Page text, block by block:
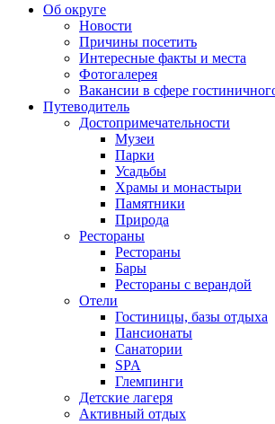
Об округе
Новости
Причины посетить
Интересные факты и места
Фотогалерея
Вакансии в сфере
Путеводитель
Достопримечательности
Музеи
Парки
Усадьбы
Храмы и монастыри
Памятники
Природа
Рестораны
Рестораны
Бары
Рестораны с верандой
Отели
Гостиницы, базы отдыха
Пансионаты
Санатории
SPA
Глемпинги
Детские лагеря
Активный отдых